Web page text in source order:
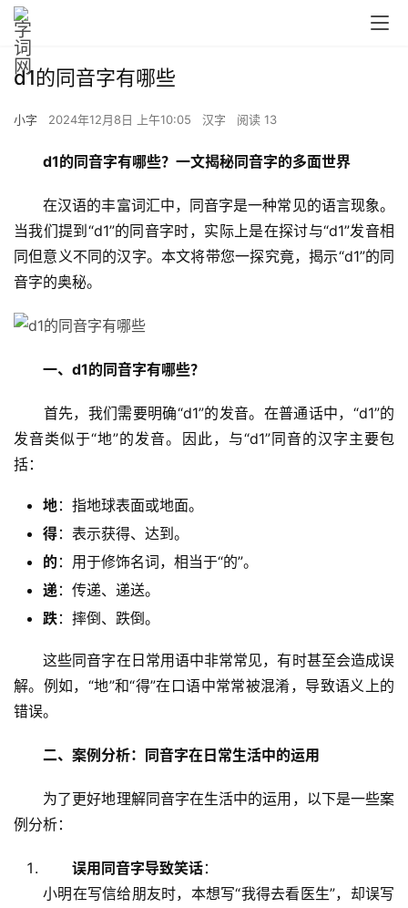
d1的同音字有哪些
小字 2024年12月8日 上午10:05 汉字 阅读 13
d1的同音字有哪些？一文揭秘同音字的多面世界
在汉语的丰富词汇中，同音字是一种常见的语言现象。
当我们提到“d1”的同音字时，实际上是在探讨与“d1”发音相
同但意义不同的汉字。本文将带您一探究竟，揭示“d1”的同
音字的奥秘。
一、d1的同音字有哪些？
首先，我们需要明确“d1”的发音。在普通话中，“d1”的
发音类似于“地”的发音。因此，与“d1”同音的汉字主要包
括：
地：指地球表面或地面。
得：表示获得、达到。
的：用于修饰名词，相当于“的”。
递：传递、递送。
跌：摔倒、跌倒。
这些同音字在日常用语中非常常见，有时甚至会造成误
解。例如，“地”和“得”在口语中常常被混淆，导致语义上的
错误。
二、案例分析：同音字在日常生活中的运用
为了更好地理解同音字在生活中的运用，以下是一些案
例分析：
误用同音字导致笑话：
小明在写信给朋友时，本想写“我得去看医生”，却误写